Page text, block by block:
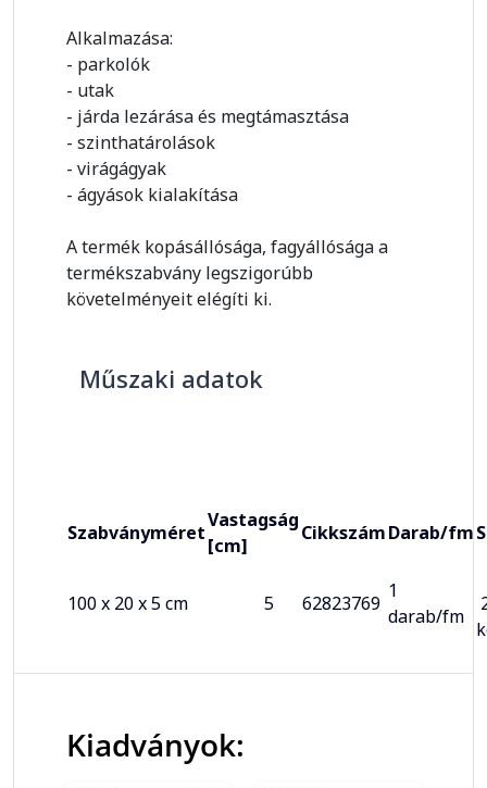
Alkalmazása:
- parkolók
- utak
- járda lezárása és megtámasztása
- szinthatárolások
- virágágyak
- ágyások kialakítása
A termék kopásállósága, fagyállósága a
termékszabvány legszigorúbb
követelményeit elégíti ki.
Műszaki adatok
Szabványméret
Vastagság
[cm]
CikkszámDarab/fm
100 x 20 x 5 cm 5 62823769
1
darab/fm
Kiadványok: